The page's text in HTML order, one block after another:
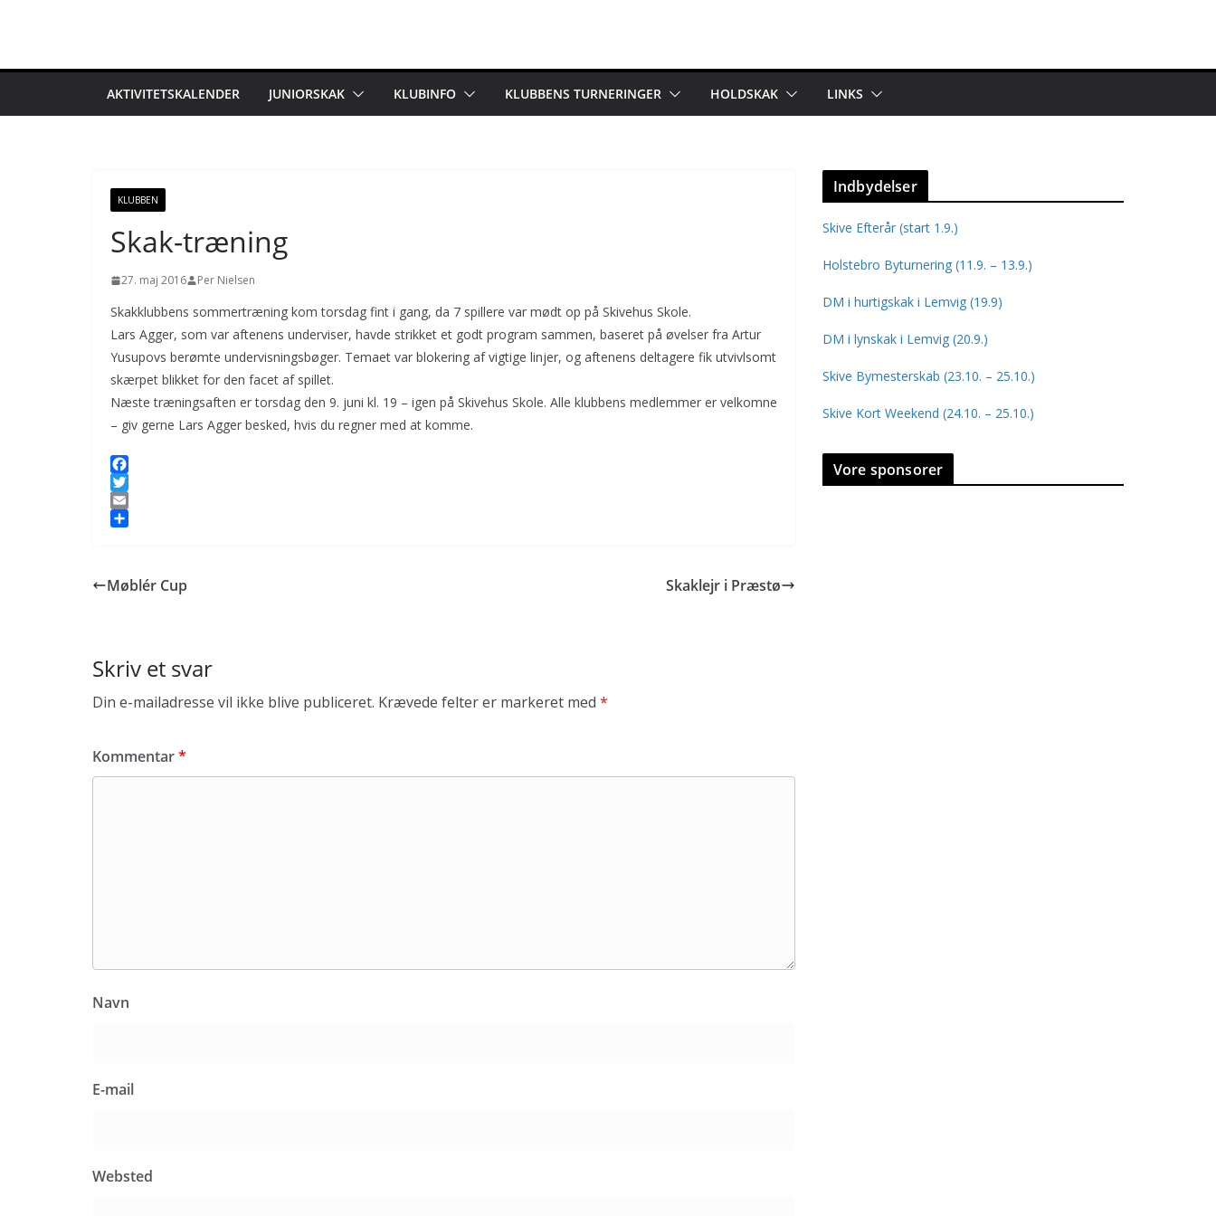
AKTIVITETSKALENDER JUNIORSKAK KLUBINFO KLUBBENS TURNERINGER HOLDSKAK LINKS
KLUBBEN
Skak-træning
27. maj 2016 Per Nielsen
Skakklubbens sommertræning kom torsdag fint i gang, da 7 spillere var mødt op på Skivehus Skole.
Lars Agger, som var aftenens underviser, havde strikket et godt program sammen, baseret på øvelser fra Artur
Yusupovs berømte undervisningsbøger. Temaet var blokering af vigtige linjer, og aftenens deltagere fik utvivlsomt
skærpet blikket for den facet af spillet.
Næste træningsaften er torsdag den 9. juni kl. 19 – igen på Skivehus Skole. Alle klubbens medlemmer er velkomne
– giv gerne Lars Agger besked, hvis du regner med at komme.
F
a
c
o
T
w
e
E
lr
Møblér Cup Skaklejr i Præstø
Skriv et svar
Din e-mailadresse vil ikke blive publiceret. Krævede felter er markeret med *
Kommentar*
Navn
E-mail
Websted
Indbydelser
Skive Efterår (start 1.9.)
Holstebro Byturnering (11.9. – 13.9.)
DM i hurtigskak i Lemvig (19.9)
DM i lynskak i Lemvig (20.9.)
Skive Bymesterskab (23.10. – 25.10.)
Skive Kort Weekend (24.10. – 25.10.)
Vore sponsorer